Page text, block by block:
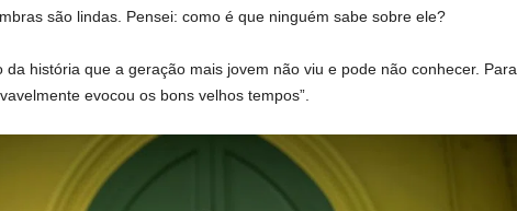
são lindas. Pensei: como é que ninguém sabe sobre ele?
da história que a geração mais jovem não viu e pode não conhecer. Para
evocou os bons velhos tempos”.